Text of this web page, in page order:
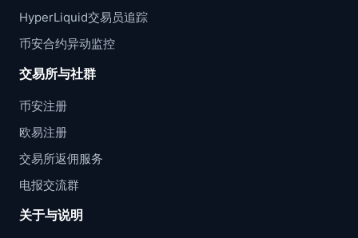
HyperLiquid交易员追踪
币安合约异动监控
交易所与社群
币安注册
欧易注册
交易所返佣服务
电报交流群
关于与说明